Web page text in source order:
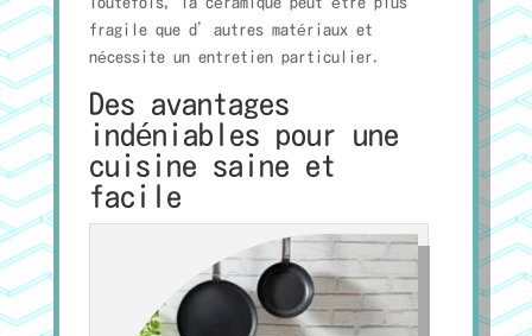
fragile que d’autres matériaux et
nécessite un entretien particulier.
Des avantages
indéniables pour une
cuisine saine et
facile